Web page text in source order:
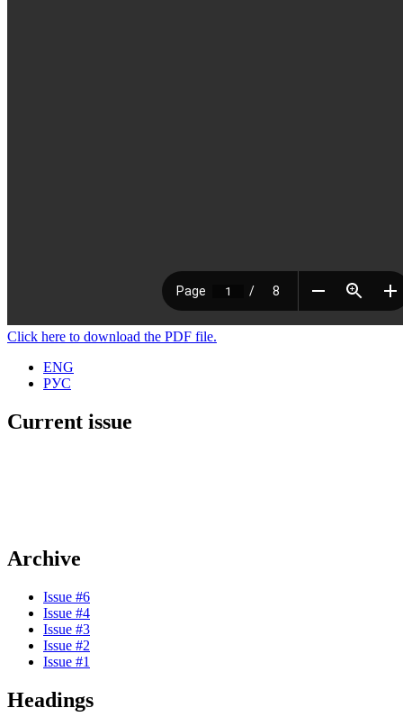
Click here to download the PDF file.
ENG
РУС
Current issue
Archive
Issue #6
Issue #4
Issue #3
Issue #2
Issue #1
Headings